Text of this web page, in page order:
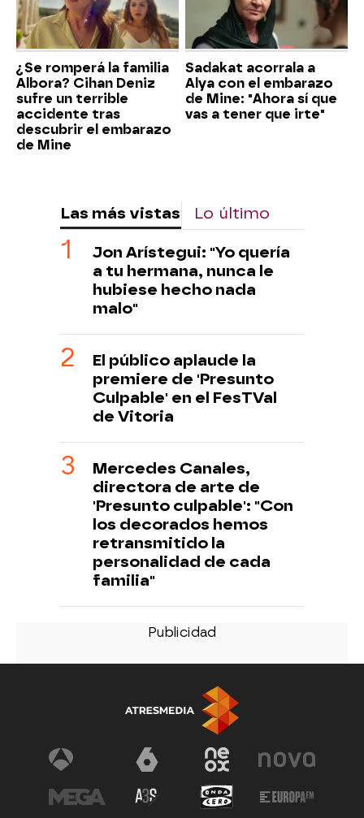
¿Se romperá la familia
Albora? Cihan Deniz
sufre un terrible
accidente tras
descubrir el embarazo
de Mine
Sadakat acorrala a
Alya con el embarazo
de Mine: "Ahora sí que
vas a tener que irte"
Las más vistas Lo último
Jon Arístegui: "Yo quería
a tu hermana, nunca le
hubiese hecho nada
malo"
El público aplaude la
premiere de 'Presunto
Culpable' en el FesTVal
de Vitoria
Mercedes Canales,
directora de arte de
'Presunto culpable': "Con
los decorados hemos
retransmitido la
personalidad de cada
familia"